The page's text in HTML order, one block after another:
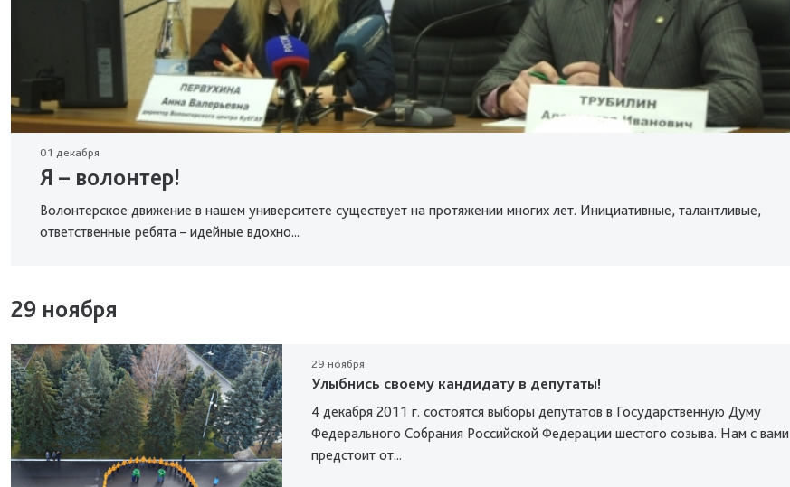
01 декабря
Я – волонтер!
Волонтерское движение в нашем университете существует на протяжении многих лет. Инициативные, талантливые,
ответственные ребята – идейные вдохно...
29 ноября
29 ноября
Улыбнись своему кандидату в депутаты!
4 декабря 2011 г. состоятся выборы депутатов в Государственную Думу
Федерального Собрания Российской Федерации шестого созыва. Нам с вами
предстоит от...